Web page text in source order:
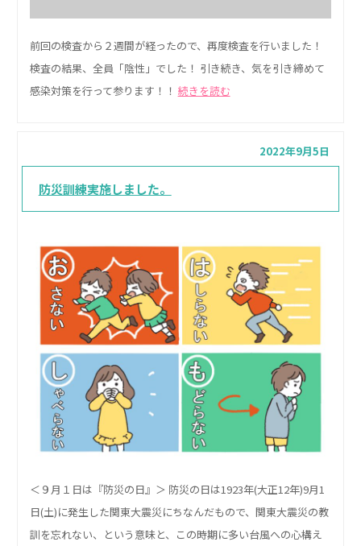
前回の検査から２週間が経ったので、再度検査を行いました！
検査の結果、全員「陰性」でした！ 引き続き、気を引き締めて
感染対策を行って参ります！！ 続きを読む
2022年9月5日
防災訓練実施しました。
＜９月１日は『防災の日』＞ 防災の日は1923年(大正12年)9月1
日(土)に発生した関東大震災にちなんだもので、関東大震災の教
訓を忘れない、という意味と、この時期に多い台風への心構え